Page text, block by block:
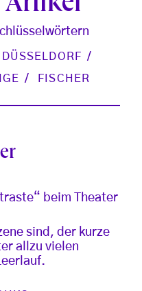
DÜSSELDORF
FISCHER
beim Theater
sind, der kurze
allzu vielen